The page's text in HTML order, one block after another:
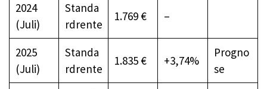
2024
(Juli)
Standa
rdrente
1.769 € –
2025
(Juli)
Standa
rdrente
1.835 € +3,74%
Progno
se